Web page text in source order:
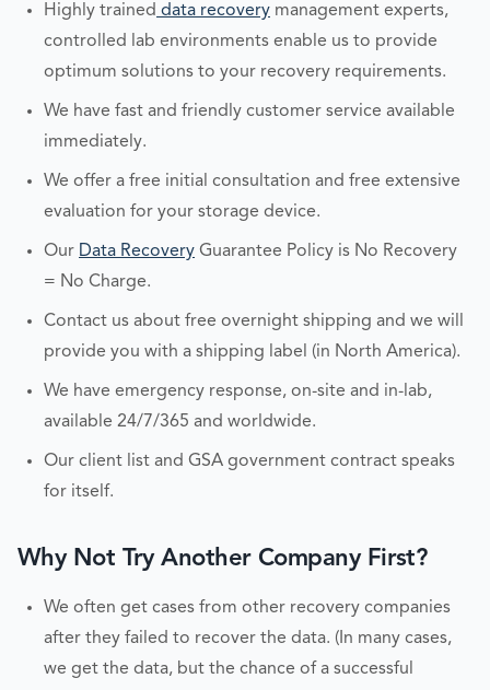
Highly trained data recovery management experts,
controlled lab environments enable us to provide
optimum solutions to your recovery requirements.
We have fast and friendly customer service available
immediately.
We offer a free initial consultation and free extensive
evaluation for your storage device.
Our Data Recovery Guarantee Policy is No Recovery
= No Charge.
Contact us about free overnight shipping and we will
provide you with a shipping label (in North America).
We have emergency response, on-site and in-lab,
available 24/7/365 and worldwide.
Our client list and GSA government contract speaks
for itself.
Why Not Try Another Company First?
We often get cases from other recovery companies
after they failed to recover the data. (In many cases,
we get the data, but the chance of a successful